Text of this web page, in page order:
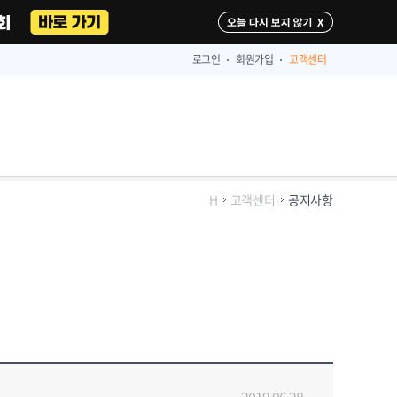
다시 보지 않기
로그인 회원가입 고객센터
H 고객센터 공지사항